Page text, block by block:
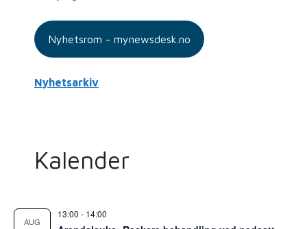
Nyhetsrom - mynewsdesk.no
Nyhetsarkiv
Kalender
AUG
13:00 - 14:00